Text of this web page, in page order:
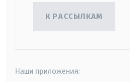
К РАССЫЛКАМ
Наши приложения: